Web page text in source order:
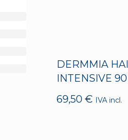
DERMMIA
INTENSIVE
69,50 € IVA incl.